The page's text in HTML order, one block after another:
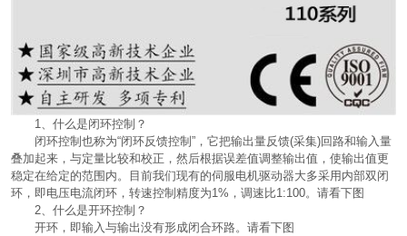
1、什么是闭环控制？
闭环控制也称为“闭环反馈控制”，它把输出量反馈(采集)回路和输入量
叠加起来，与定量比较和校正，然后根据误差值调整输出值，使输出值更
稳定在给定的范围内。目前我们现有的伺服电机驱动器大多采用内部双闭
环，即电压电流闭环，转速控制精度为1%，调速比1:100。请看下图
2、什么是开环控制？
开环，即输入与输出没有形成闭合环路。请看下图